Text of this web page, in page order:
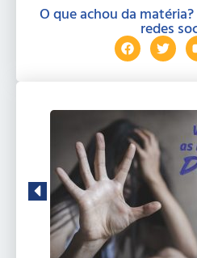
O que achou da
redes